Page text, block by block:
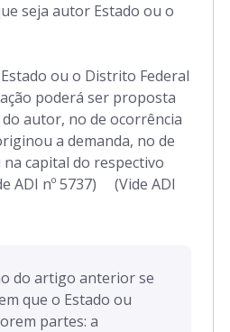
seja autor Estado ou o
ou o Distrito Federal
poderá ser proposta
autor, no de ocorrência
a demanda, no de
capital do respectivo
ADI nº 5737) (Vide ADI
do artigo anterior se
que o Estado ou
partes: a